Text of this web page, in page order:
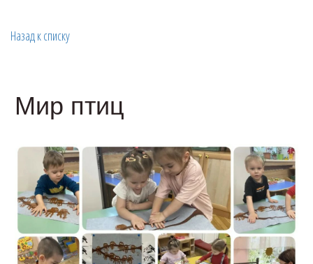
Назад к списку
Мир птиц